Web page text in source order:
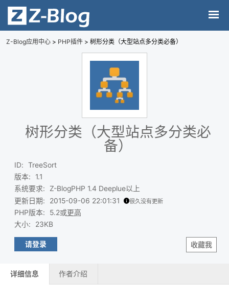
Z-Blog应用中心 > PHP插件 > 树形分类（大型站点多分类必备）
树形分类（大型站点多分类必
备）
ID:
TreeSort
版本:
1.1
系统要求:
Z-BlogPHP 1.4 Deeplue以上
更新日期: 2015-09-06 22:01:31 很久没有更新
PHP版本: 5.2或更高
大小: 23KB
收藏我
请登录
详细信息 作者介绍